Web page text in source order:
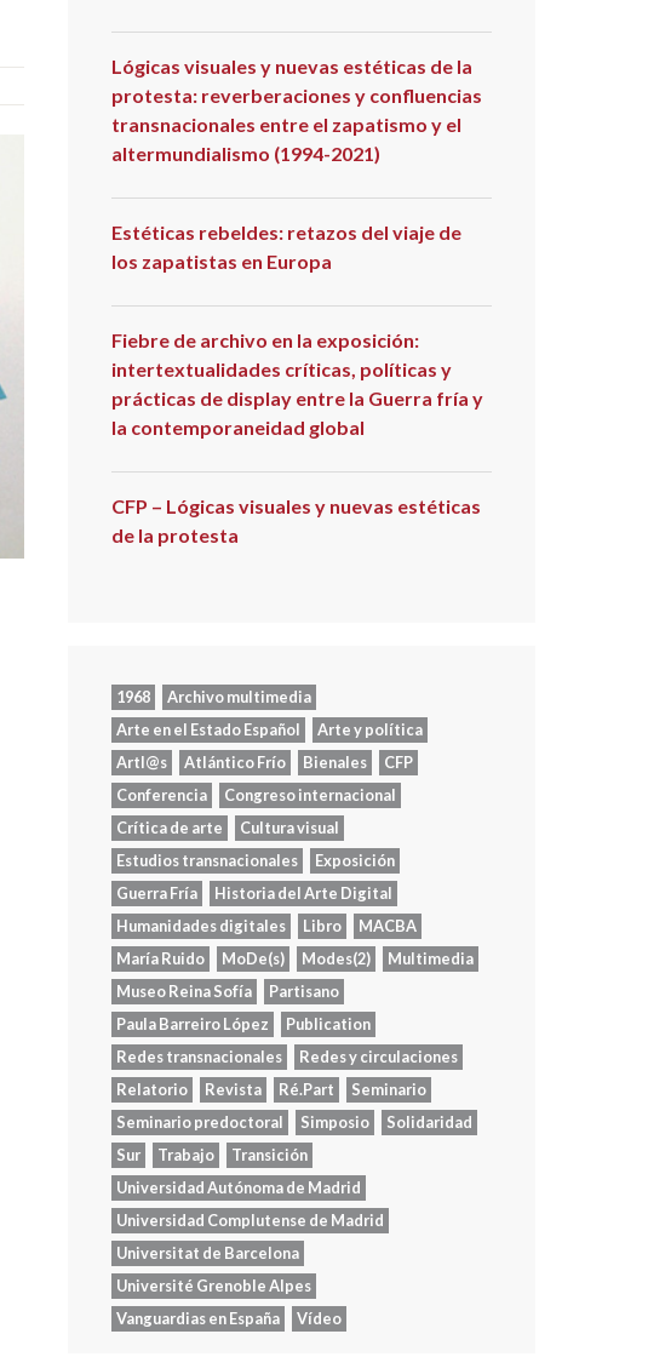
Lógicas visuales y nuevas estéticas de la
protesta: reverberaciones y confluencias
transnacionales entre el zapatismo y el
altermundialismo (1994-2021)
Estéticas rebeldes: retazos del viaje de
los zapatistas en Europa
Fiebre de archivo en la exposición:
intertextualidades críticas, políticas y
prácticas de display entre la Guerra fría y
la contemporaneidad global
CFP – Lógicas visuales y nuevas estéticas
de la protesta
1968
Archivo multimedia
Arte en el Estado Español
Arte y política
Artl@s
Atlántico Frío Bienales
CFP
Conferencia
Congreso internacional
Crítica de arte
Cultura visual
Estudios transnacionales
Exposición
Guerra Fría
Historia del Arte Digital
Humanidades digitales
Libro
MACBA
María Ruido
MoDe(s) Modes(2)
Multimedia
Museo Reina Sofía
Partisano
Paula Barreiro López
Publication
Redes transnacionales
Redes y circulaciones
Relatorio
Revista Ré.Part
Seminario
Seminario predoctoral
Simposio
Solidaridad
Sur
Trabajo
Transición
Universidad Autónoma de Madrid
Universidad Complutense de Madrid
Universitat de Barcelona
Université Grenoble Alpes
Vanguardias en España
Vídeo